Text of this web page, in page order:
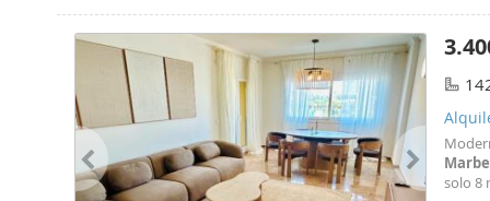
solo 8